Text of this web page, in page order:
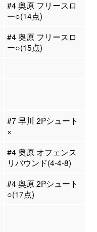
#4 奥原 フリースロ
ー○(14点)
#4 奥原 フリースロ
ー○(15点)
#7 早川 2Pシュート
×
#4 奥原 オフェンス
リバウンド(4-4-8)
#4 奥原 2Pシュート
○(17点)